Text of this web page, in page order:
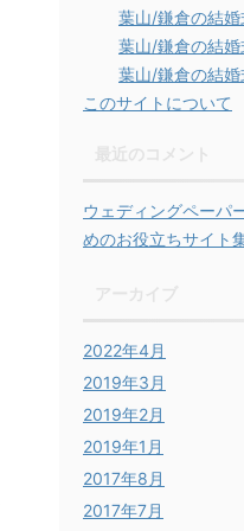
葉山/鎌倉の結
葉山/鎌倉の結
葉山/鎌倉の結婚
このサイトについて
ウェディングペーパ
めのお役立ちサイト
2022年4月
2019年3月
2019年2月
2019年1月
2017年8月
2017年7月